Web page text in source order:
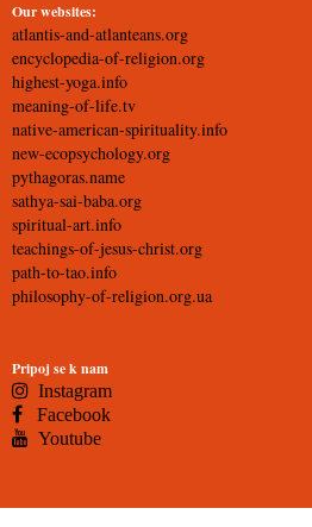
Our websites:
atlantis-and-atlanteans.org
encyclopedia-of-religion.org
highest-yoga.info
meaning-of-life.tv
native-american-spirituality.info
new-ecopsychology.org
pythagoras.name
sathya-sai-baba.org
spiritual-art.info
teachings-of-jesus-christ.org
path-to-tao.info
philosophy-of-religion.org.ua
Pripoj se k nam
Instagram
Facebook
Youtube